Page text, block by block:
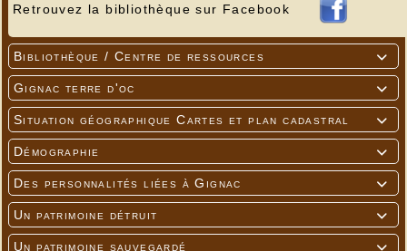
Retrouvez la bibliothèque sur Facebook

Bibliothèque / Centre de ressources

Gignac terre d'oc

Situation géographique Cartes et plan cadastral

Démographie

Des personnalités liées à Gignac

Un patrimoine détruit

Un patrimoine sauvegardé